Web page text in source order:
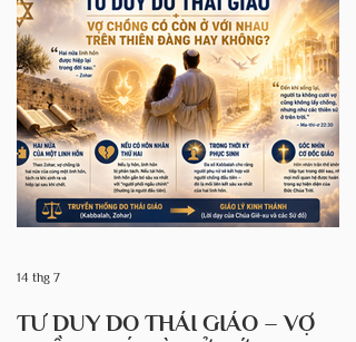
điều này dường như là một mâu thuẫn. Tuy
nhiên, khi xem xét toàn bộ tiến trình phát
triển của Kinh Thánh, lịch sử Do Thái và
luật truyền thống (Halakhah), chúng ta sẽ
thấy đây là kết quả của một quá trình hình
thành lâu dài chứ không ph
TƯ DUY DO THÁI GIÁO – VỢ
14 thg 7